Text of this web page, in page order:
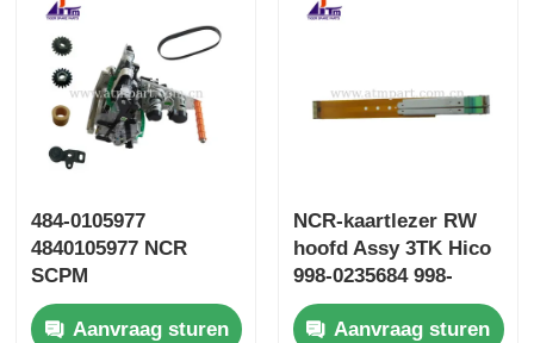
484-0105977
4840105977 NCR
SCPM
Bosvoerassemblage
ATM-onderdelen
Aanvraag sturen
NCR-kaartlezer RW
hoofd Assy 3TK Hico
998-0235684 998-
0913546 SBW237705
Aanvraag sturen